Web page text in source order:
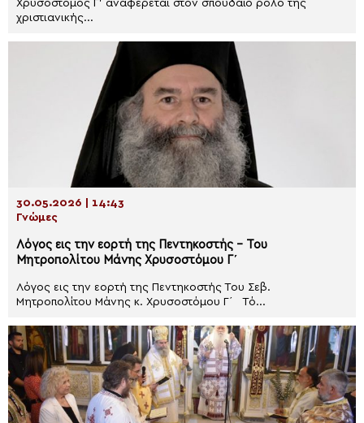
Χρυσόστομος Γ’ αναφέρεται στον σπουδαίο ρόλο της
χριστιανικής...
30.05.2026 | 14:43
Γνώμες
Λόγος εις την εορτή της Πεντηκοστής – Του
Μητροπολίτου Μάνης Χρυσοστόμου Γ΄
Λόγος εις την εορτή της Πεντηκοστής Του Σεβ.
Μητροπολίτου Μάνης κ. Χρυσοστόμου Γ΄ Τό...